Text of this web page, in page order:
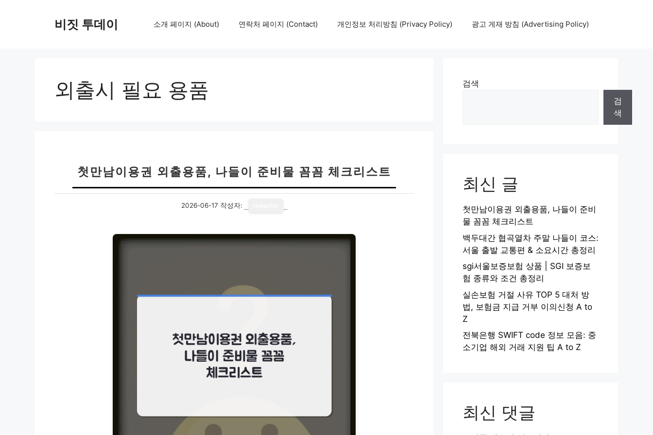
비짓 투데이 소개 페이지 (About) 연락처 페이지 (Contact) 개인정보 처리방침 (Privacy Policy) 광고 게재 방침 (Advertising Policy)
외출시 필요 용품
첫만남이용권 외출용품, 나들이 준비물 꼼꼼 체크리스트
2026-06-17 작성자:
검색
검
색
최신 글
첫만남이용권 외출용품, 나들이 준비
물 꼼꼼 체크리스트
백두대간 협곡열차 주말 나들이 코스:
서울 출발 교통편 & 소요시간 총정리
sgi서울보증보험 상품 | SGI 보증보
험 종류와 조건 총정리
실손보험 거절 사유 TOP 5 대처 방
법, 보험금 지급 거부 이의신청 A to
Z
전북은행 SWIFT code 정보 모음: 중
소기업 해외 거래 지원 팁 A to Z
최신 댓글